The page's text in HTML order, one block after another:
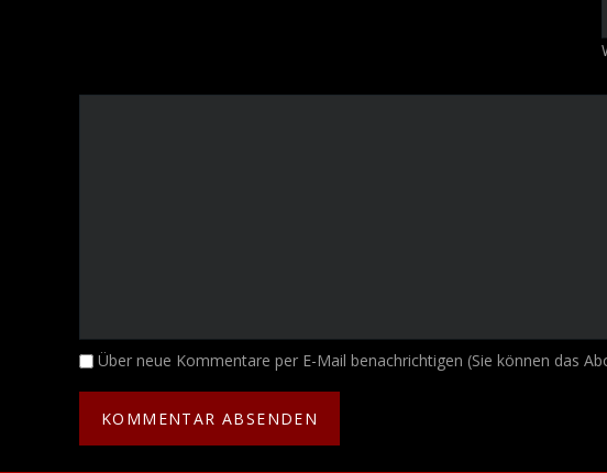
Kommentar
Über neue Kommentare per E-Mail benachrichtigen (Sie können das